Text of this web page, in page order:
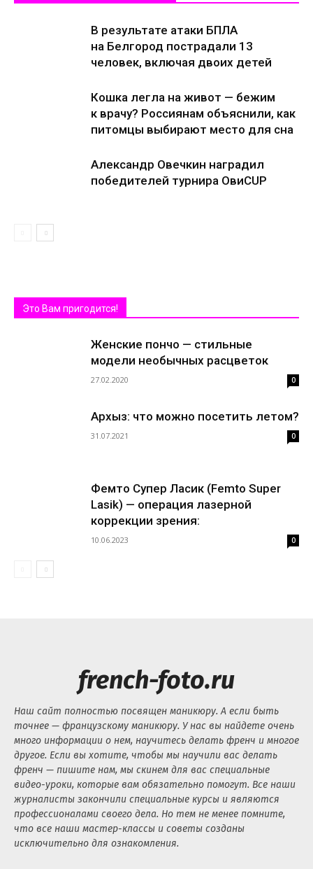
В результате атаки БПЛА
на Белгород пострадали 13
человек, включая двоих детей
Кошка легла на живот — бежим
к врачу? Россиянам объяснили, как
питомцы выбирают место для сна
Александр Овечкин наградил
победителей турнира ОвиCUP
Это Вам пригодится!
Женские пончо — стильные
модели необычных расцветок
27.02.2020 0
Архыз: что можно посетить летом?
31.07.2021 0
Фемто Супер Ласик (Femto Super
Lasik) — операция лазерной
коррекции зрения:
10.06.2023 0
french-foto.ru
Наш сайт полностью посвящен маникюру. А если быть
точнее — французскому маникюру. У нас вы найдете очень
много информации о нем, научитесь делать френч и многое
другое. Если вы хотите, чтобы мы научили вас делать
френч — пишите нам, мы скинем для вас специальные
видео-уроки, которые вам обязательно помогут. Все наши
журналисты закончили специальные курсы и являются
профессионалами своего дела. Но тем не менее помните,
что все наши мастер-классы и советы созданы
исключительно для ознакомления.